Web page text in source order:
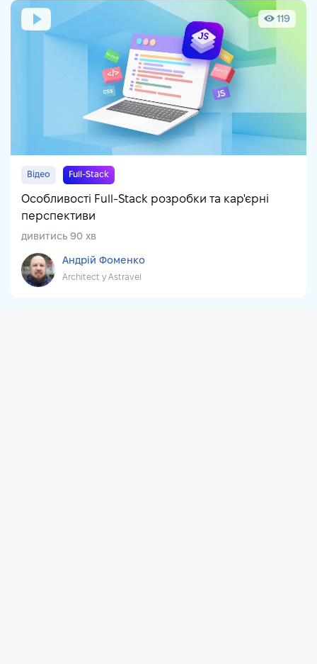
119
Відео Full-Stack
Особливості Full-Stack розробки та кар'єрні
перспективи
дивитись 90 хв
Андрій Фоменко
Architect у Astravel